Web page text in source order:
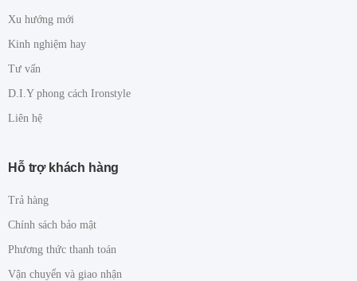
Xu hướng mới
Kinh nghiệm hay
Tư vấn
D.I.Y phong cách Ironstyle
Liên hệ
Hỗ trợ khách hàng
Trả hàng
Chính sách bảo mật
Phương thức thanh toán
Vận chuyển và giao nhận